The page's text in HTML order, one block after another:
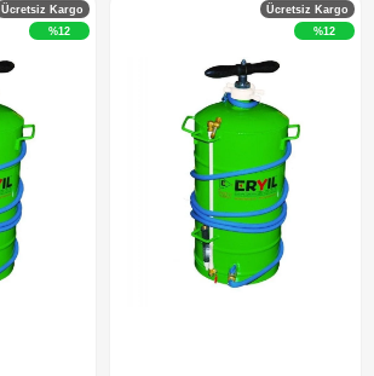
Ücretsiz Kargo
%12
Ücretsiz Kargo
%12